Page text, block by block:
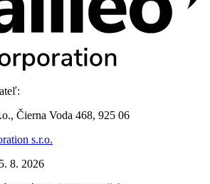
Čierna Voda 468, 925 06
s.r.o.
8. 2026